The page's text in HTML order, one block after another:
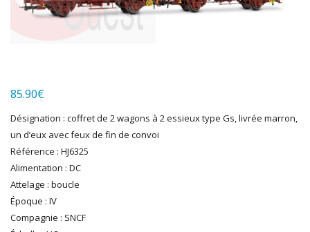
ITALERI
KOLIBRI
MAKETTE
MARLKIN
MKD
NOREV
NOVATEUR MODELES
PECO
PG mini
PIKO
85.90€
Désignation : coffret de 2 wagons à 2 essieux type Gs, livrée marron,
un d’eux avec feux de fin de convoi
Référence : HJ6325
Alimentation : DC
Attelage : boucle
Époque : IV
Compagnie : SNCF